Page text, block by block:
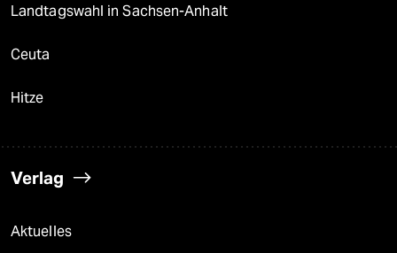
Landtagswahl in Sachsen-Anhalt
Ceuta
Hitze
Verlag
Aktuelles